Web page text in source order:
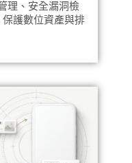
理、安全漏洞檢
保護數位資產與排